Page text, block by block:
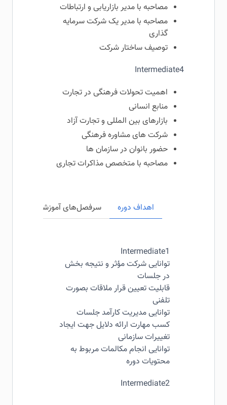
مصاحبه با مدیر بازاریابی و ارتباطات
مصاحبه با مدیر یک شرکت سرمایه
گذاری
توصیف ساختار شرکت
Intermediate4
اهمیت تحولات فرهنگی در تجارت
منابع انسانی
بازارهای بین المللی و تجارت آزاد
شرکت های مشاوره فرهنگی
حضور بانوان در سازمان ها
مصاحبه با متخصص مذاکرات تجاری
اهداف دوره سرفصل‌های آموزشی
Intermediate1
توانایی شرکت مؤثر و نتیجه بخش
در جلسات
قابلیت تعیین قرار ملاقات بصورت
تلفنی
توانایی مدیریت کارآمد جلسات
کسب مهارت ارائه دلایل جهت ایجاد
تغییرات سازمانی
توانایی انجام مکالمات مربوط به
محتویات دوره
Intermediate2